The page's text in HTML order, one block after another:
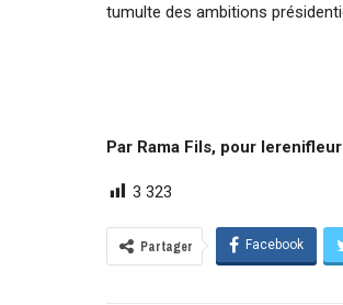
tumulte des ambitions
Par Rama Fils, pour
3 323
Partager Facebook